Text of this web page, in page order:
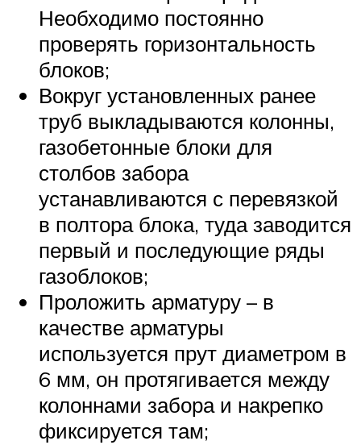
Необходимо постоянно
проверять горизонтальность
блоков;
Вокруг установленных ранее
труб выкладываются колонны,
газобетонные блоки для
столбов забора
устанавливаются с перевязкой
в полтора блока, туда заводится
первый и последующие ряды
газоблоков;
Проложить арматуру – в
качестве арматуры
используется прут диаметром в
6 мм, он протягивается между
колоннами забора и накрепко
фиксируется там;